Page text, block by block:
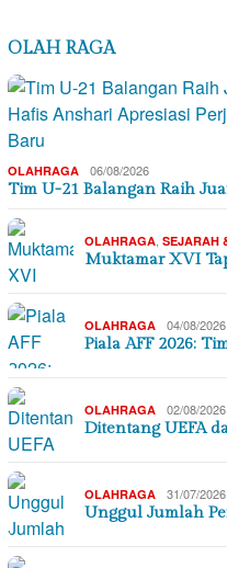
OLAH RAGA
OLAHRAGA 06/08/2026
Tim U-21 Balangan Raih
OLAHRAGA, SEJARAH
Muktamar XVI
OLAHRAGA 04/08/2026
Piala AFF 2026:
OLAHRAGA 02/08/2026
Ditentang UEFA
OLAHRAGA 31/07/2026
Unggul Jumlah